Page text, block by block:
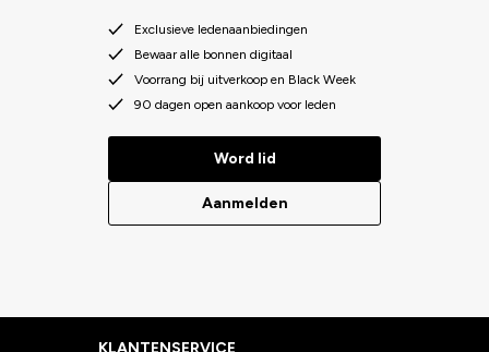
Exclusieve ledenaanbiedingen
Bewaar alle bonnen digitaal
Voorrang bij uitverkoop en Black Week
90 dagen open aankoop voor leden
Word lid
Aanmelden